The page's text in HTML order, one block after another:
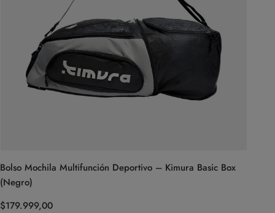
Bolso Mochila Multifunción Deportivo – Kimura Basic Box
(Negro)
$179.999,00